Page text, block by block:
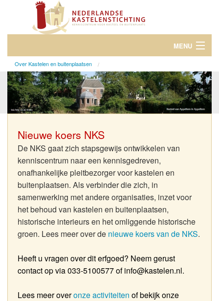
MENU
Over Kastelen en Buitenplaatsen
Dag van het Kasteel
Evenementen
Over ons
Word donateur
Over Kastelen en buitenplaatsen
Nieuwe koers NKS
De NKS gaat zich stapsgewijs ontwikkelen van
kenniscentrum naar een kennisgedreven,
onafhankelijke pleitbezorger voor kastelen en
buitenplaatsen. Als verbinder die zich, in
samenwerking met andere organisaties, inzet voor
het behoud van kastelen en buitenplaatsen,
historische interieurs en het omliggende historische
groen. Lees meer over de nieuwe koers van de NKS.
Heeft u vragen over dit erfgoed? Neem gerust
contact op via 033-5100577 of info@kastelen.nl.
Lees meer overonze activiteiten of bekijk onze